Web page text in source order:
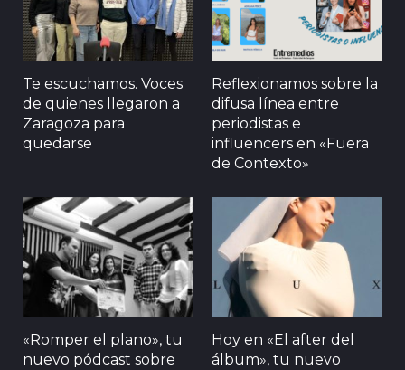
Te escuchamos. Voces
de quienes llegaron a
Zaragoza para
quedarse
Reflexionamos sobre la
difusa línea entre
periodistas e
influencers en «Fuera
de Contexto»
«Romper el plano», tu
nuevo pódcast sobre
Hoy en «El after del
álbum», tu nuevo